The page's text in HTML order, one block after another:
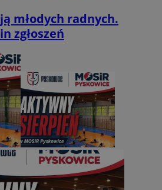
młodych radnych.
zgłoszeń